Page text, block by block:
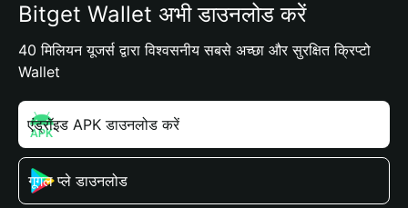
Bitget Wallet अभी डाउनलोड करें
40 मिलियन यूजर्स द्वारा विश्वसनीय सबसे अच्छा और सुरक्षित क्रिप्टो
Wallet
एंड्रॉइड APK डाउनलोड करें
गूगल प्ले डाउनलोड